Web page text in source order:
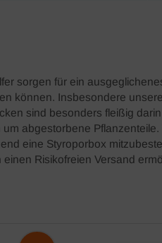
sorgen für ein
können. Insbesondere
sind besonders fleißig
abgestorbene Pflanzenteile.
eine Styroporbox
Risikofreien Versand